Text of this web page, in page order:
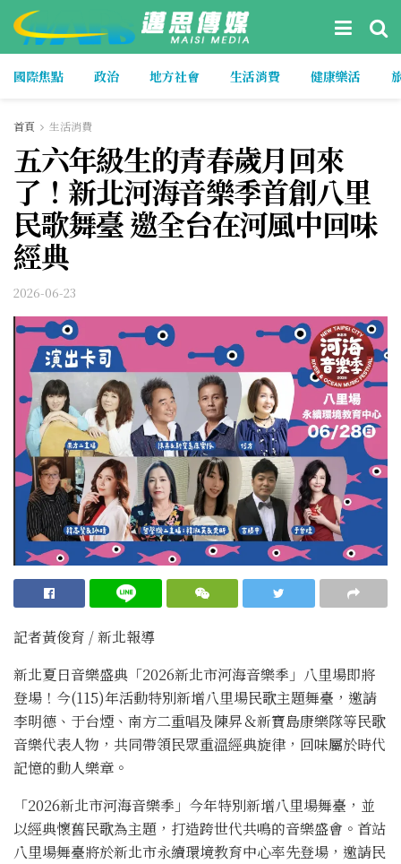
國際焦點 政治 地方社會 生活消費 健康樂活
首頁 生活消費
五六年級生的青春歲月回來
了！新北河海音樂季首創八里
民歌舞臺 邀全台在河風中回味
經典
2026-06-23
記者黃俊育 / 新北報導
新北夏日音樂盛典「2026新北市河海音樂季」八里場即將
登場！今(115)年活動特別新增八里場民歌主題舞臺，邀請
李明德、于台煙、南方二重唱及陳昇＆新寶島康樂隊等民歌
音樂代表人物，共同帶領民眾重溫經典旋律，回味屬於時代
記憶的動人樂章。
「2026新北市河海音樂季」今年特別新增八里場舞臺，並
以經典懷舊民歌為主題，打造跨世代共鳴的音樂盛會。首站
八里場舞臺將於新北市永續環境教育中心率先登場，邀請民